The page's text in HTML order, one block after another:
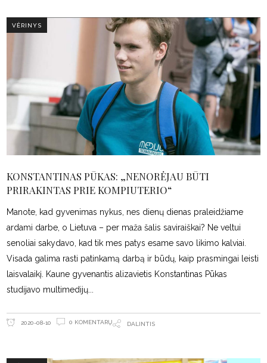
VĖRINYS
KONSTANTINAS PŪKAS: „NENORĖJAU BŪTI
PRIRAKINTAS PRIE KOMPIUTERIO“
Manote, kad gyvenimas nykus, nes dienų dienas praleidžiame
ardami darbe, o Lietuva – per maža šalis saviraiškai? Ne veltui
senoliai sakydavo, kad tik mes patys esame savo likimo kalviai.
Visada galima rasti patinkamą darbą ir būdų, kaip prasmingai leisti
laisvalaikį. Kaune gyvenantis alizavietis Konstantinas Pūkas
studijavo multimedijų
2020-08-10 0 KOMENTARŲ DALINTIS